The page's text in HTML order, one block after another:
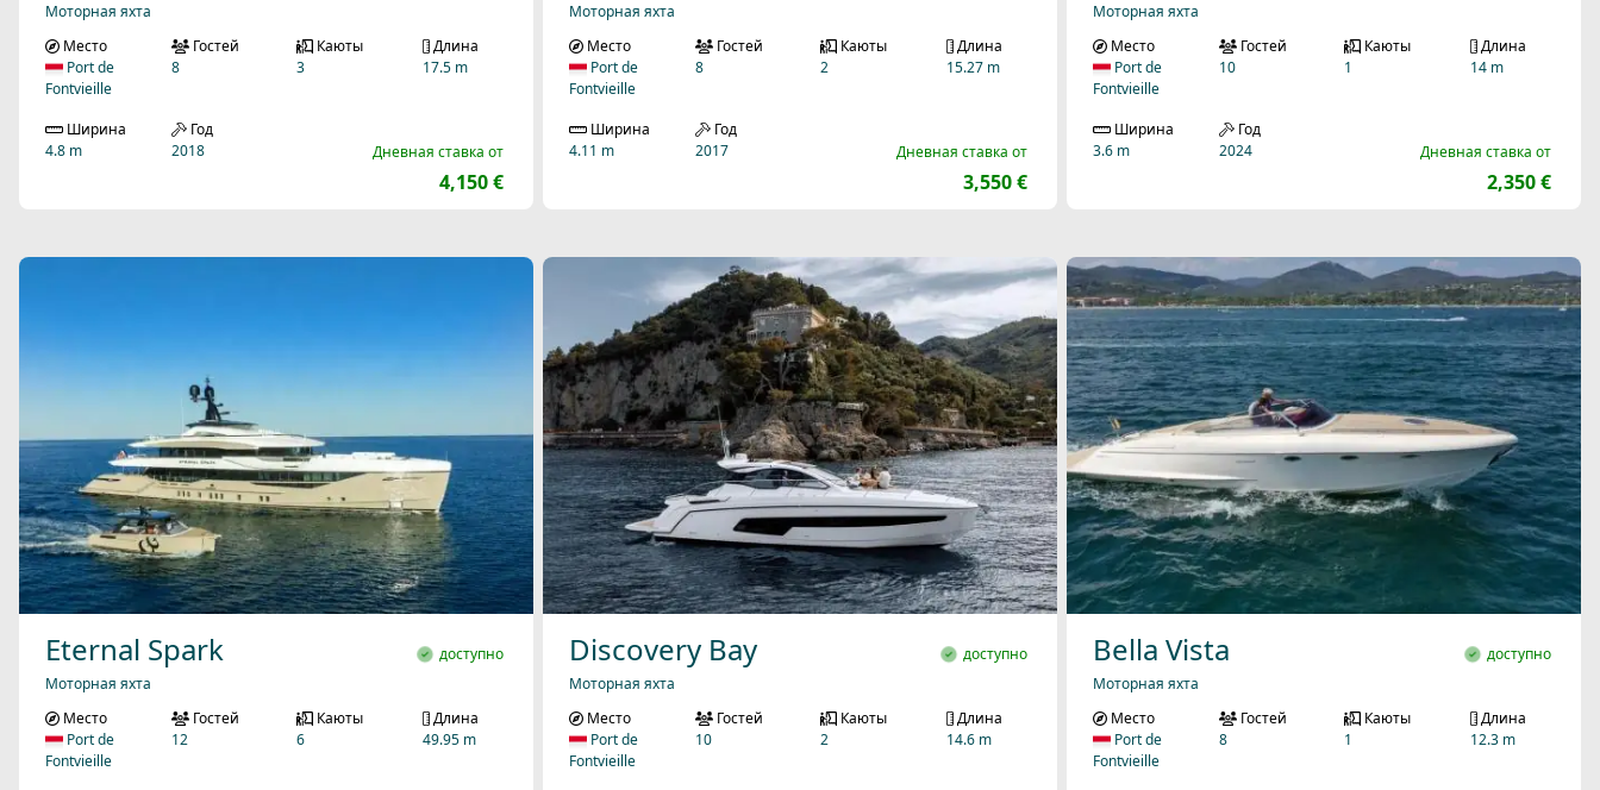
Моторная яхта
Дневная ставка от
4,150 €
Место
Port de
Fontvieille
Гостей
8
Каюты
3
Длина
17.5 m
Ширина
4.8 m
Год
2018
Моторная яхта
Дневная ставка от
3,550 €
Место
Port de
Fontvieille
Гостей
8
Каюты
2
Длина
15.27 m
Ширина
4.11 m
Год
2017
Моторная яхта
Дневная ставка от
2,350 €
Место
Port de
Fontvieille
Гостей
10
Каюты
1
Длина
14 m
Ширина
3.6 m
Год
2024
Eternal Spark
Моторная яхта
доступно
Место
Port de
Fontvieille
Гостей
12
Каюты
6
Длина
49.95 m
Discovery Bay
Моторная яхта
доступно
Место
Port de
Fontvieille
Гостей
10
Каюты
2
Длина
14.6 m
Bella Vista
Моторная яхта
доступно
Место
Port de
Fontvieille
Гостей
8
Каюты
1
Длина
12.3 m